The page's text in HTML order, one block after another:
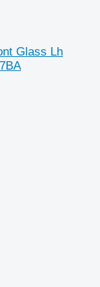
Glass Lh